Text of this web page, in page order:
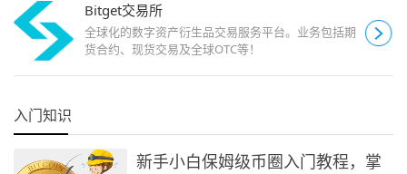
Bitget交易所
全球化的数字资产衍生品交易服务平台。业务包括期
货合约、现货交易及全球OTC等！
入门知识
新手小白保姆级币圈入门教程，掌